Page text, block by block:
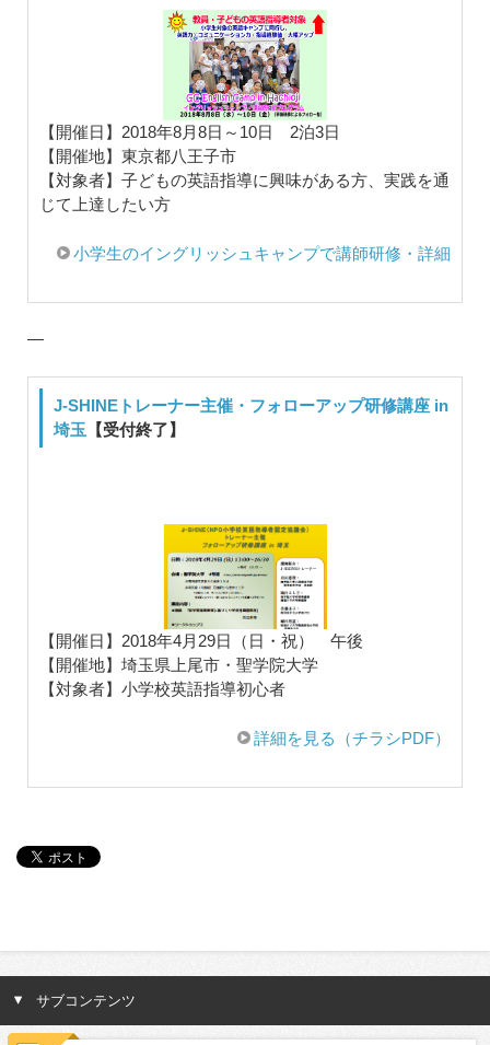
【開催日】2018年8月8日～10日 2泊3日
【開催地】東京都八王子市
【対象者】子どもの英語指導に興味がある方、実践を通
じて上達したい方
小学生のイングリッシュキャンプで講師研修・詳細
—
J-SHINEトレーナー主催・フォローアップ研修講座 in
埼玉 【受付終了】
【開催日】2018年4月29日（日・祝） 午後
【開催地】埼玉県上尾市・聖学院大学
【対象者】小学校英語指導初心者
詳細を見る（チラシPDF）
サブコンテンツ